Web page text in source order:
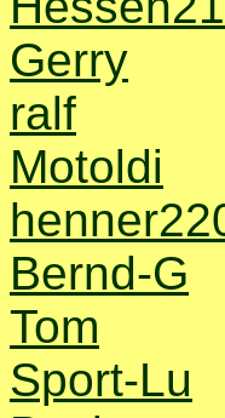
Gerry
ralf
Motoldi
Bernd-G
Tom
Sport-Lu